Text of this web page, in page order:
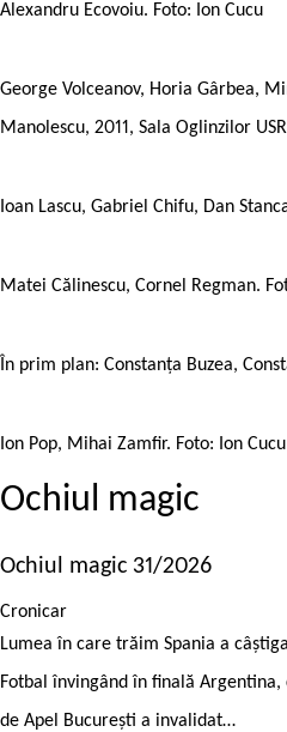
Alexandru Ecovoiu. Foto: Ion Cucu
George Volceanov, Horia Gârbea,
Manolescu, 2011, Sala Oglinzilor USR
Ioan Lascu, Gabriel Chifu, Dan
Matei Călinescu, Cornel Regman.
În prim plan: Constanța Buzea,
Ion Pop, Mihai Zamfir. Foto: Ion Cucu
Ochiul magic
Ochiul magic 31/2026
Cronicar
Lumea în care trăim Spania a
Fotbal învingând în finală
de Apel București a invalidat…